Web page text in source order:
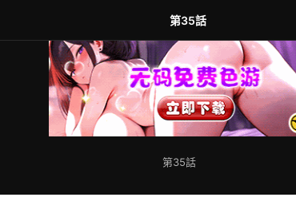
第35話
第35話